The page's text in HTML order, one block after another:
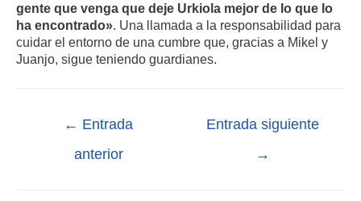
gente que venga que deje Urkiola mejor de lo que lo
ha encontrado». Una llamada a la responsabilidad para
cuidar el entorno de una cumbre que, gracias a Mikel y
Juanjo, sigue teniendo guardianes.
← Entrada
anterior
Entrada siguiente
→